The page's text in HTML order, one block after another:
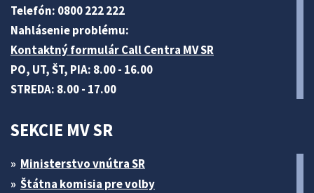
Telefón: 0800 222 222
Nahlásenie problému:
Kontaktný formulár Call Centra MV SR
PO, UT, ŠT, PIA: 8.00 - 16.00
STREDA: 8.00 - 17.00
SEKCIE MV SR
Ministerstvo vnútra SR
Štátna komisia pre volby